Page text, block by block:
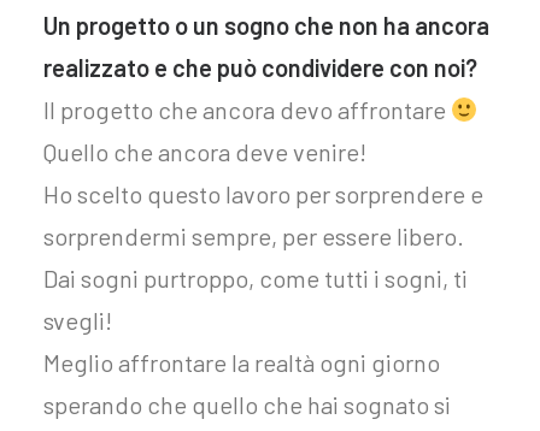
Un progetto o un sogno che non ha ancora
realizzato e che può condividere con noi?
Il progetto che ancora devo affrontare
Quello che ancora deve venire!
Ho scelto questo lavoro per sorprendere e
sorprendermi sempre, per essere libero.
Dai sogni purtroppo, come tutti i sogni, ti
svegli!
Meglio affrontare la realtà ogni giorno
sperando che quello che hai sognato si